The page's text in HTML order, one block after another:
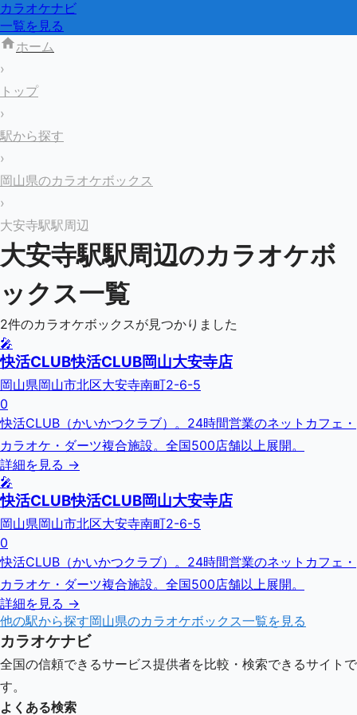
カラオケナビ
一覧を見る
ホーム
›
トップ
›
駅から探す
›
岡山県のカラオケボックス
›
大安寺駅駅周辺
大安寺駅駅周辺のカラオケボ
ックス一覧
2件のカラオケボックスが見つかりました
🎤
快活CLUB快活CLUB岡山大安寺店
岡山県岡山市北区大安寺南町2-6-5
0
快活CLUB（かいかつクラブ）。24時間営業のネットカフェ・
カラオケ・ダーツ複合施設。全国500店舗以上展開。
詳細を見る →
🎤
快活CLUB快活CLUB岡山大安寺店
岡山県岡山市北区大安寺南町2-6-5
0
快活CLUB（かいかつクラブ）。24時間営業のネットカフェ・
カラオケ・ダーツ複合施設。全国500店舗以上展開。
詳細を見る →
他の駅から探す岡山県のカラオケボックス一覧を見る
カラオケナビ
全国の信頼できるサービス提供者を比較・検索できるサイトで
す。
よくある検索